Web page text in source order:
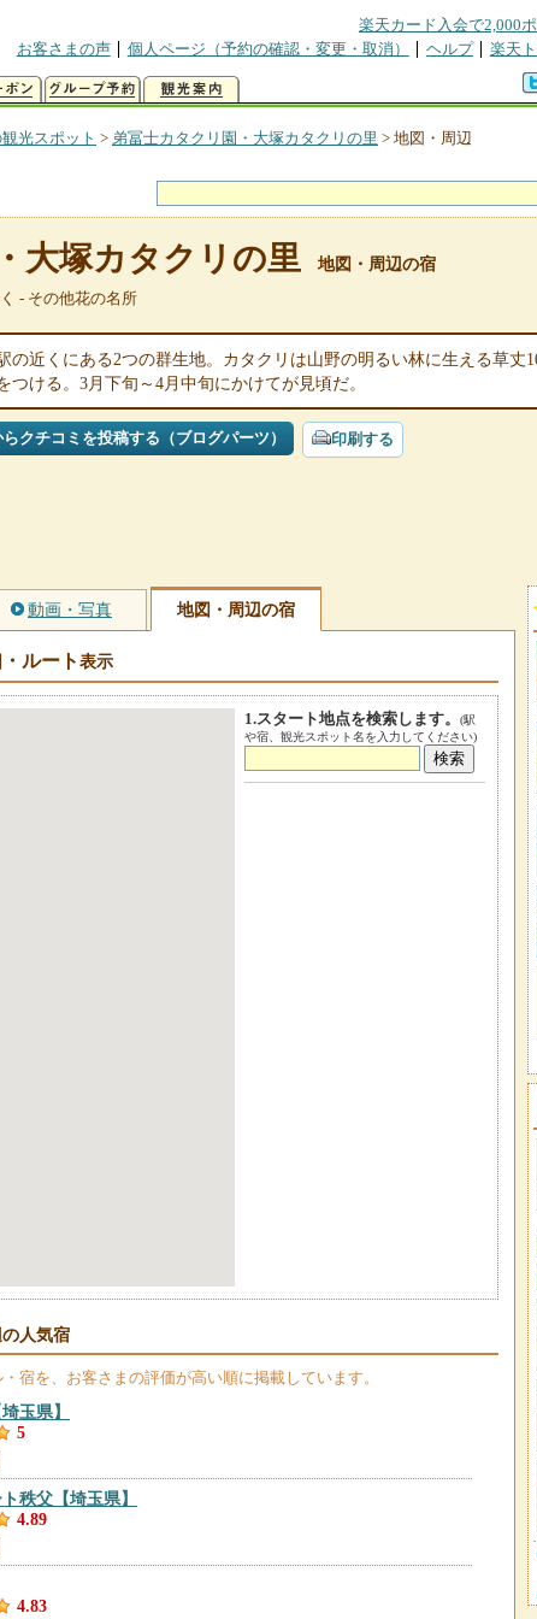
楽天カード入会で2,000
お客さまの声
個人ページ（予約の確認・変更・取消） ヘルプ 楽天
光スポット > 弟冨士カタクリ園・大塚カタクリの里 > 地図・周辺
大塚カタクリの里 地図・周辺の宿
- その他花の名所
の近くにある2つの群生地。カタクリは山野の明るい林に生える草丈
つける。3月下旬～4月中旬にかけてが見頃だ。
クチコミを投稿する（ブログパーツ） 印刷する
動画・写真 地図・周辺の宿
・ルート表示
1.スタート地点を検索します。
(駅
や宿、観光スポット名を入力してください)
人気宿
宿を、お客さまの評価が高い順に掲載しています。
埼玉県】
5
秩父 【埼玉県】
4.89
4.83